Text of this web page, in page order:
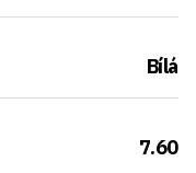
Bílá
7.60